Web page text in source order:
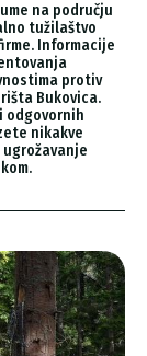
na području
tužilaštvo
Informacije
protiv
Bukovica.
odgovornih
nikakve